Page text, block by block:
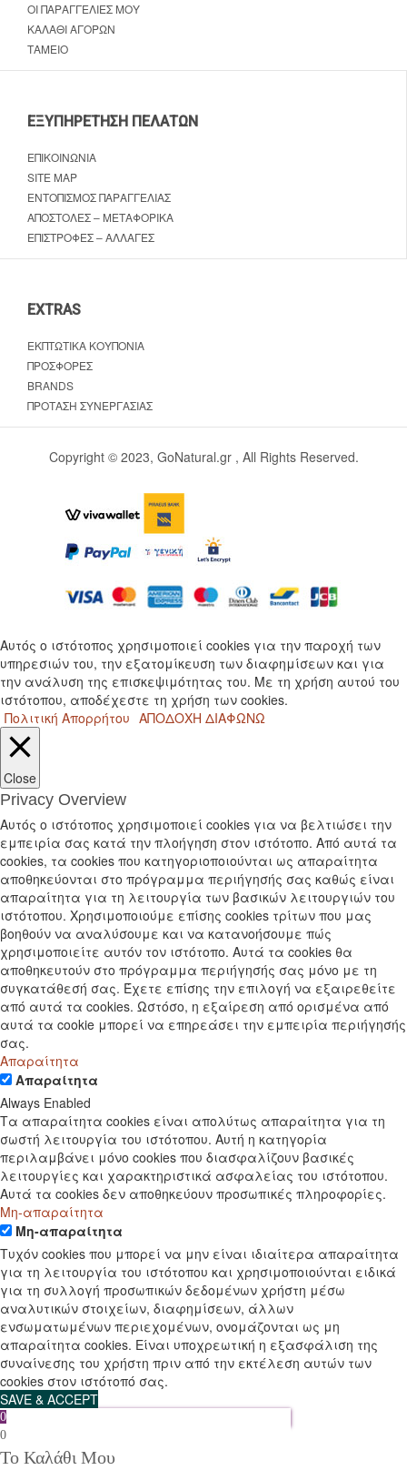
ΟΙ ΠΑΡΑΓΓΕΛΊΕΣ ΜΟΥ
ΚΑΛΆΘΙ ΑΓΟΡΏΝ
ΤΑΜΕΊΟ
ΕΞΥΠΗΡΈΤΗΣΗ ΠΕΛΑΤΏΝ
ΕΠΙΚΟΙΝΩΝΊΑ
SITE MAP
ΕΝΤΟΠΙΣΜΌΣ ΠΑΡΑΓΓΕΛΊΑΣ
ΑΠΟΣΤΟΛΈΣ – ΜΕΤΑΦΟΡΙΚΆ
ΕΠΙΣΤΡΟΦΈΣ – ΑΛΛΑΓΈΣ
EXTRAS
ΕΚΠΤΩΤΙΚΆ ΚΟΥΠΌΝΙΑ
ΠΡΟΣΦΟΡΈΣ
BRANDS
ΠΡΌΤΑΣΗ ΣΥΝΕΡΓΑΣΊΑΣ
Copyright © 2023, GoNatural.gr , All Rights Reserved.
Αυτός ο ιστότοπος χρησιμοποιεί cookies για την παροχή των
υπηρεσιών του, την εξατομίκευση των διαφημίσεων και για
την ανάλυση της επισκεψιμότητας του. Με τη χρήση αυτού του
ιστότοπου, αποδέχεστε τη χρήση των cookies.
Πολιτική Απορρήτου ΑΠΟΔΟΧΗ ΔΙΑΦΩΝΩ
Close
Privacy Overview
Αυτός ο ιστότοπος χρησιμοποιεί cookies για να βελτιώσει την
εμπειρία σας κατά την πλοήγηση στον ιστότοπο. Από αυτά τα
cookies, τα cookies που κατηγοριοποιούνται ως απαραίτητα
αποθηκεύονται στο πρόγραμμα περιήγησής σας καθώς είναι
απαραίτητα για τη λειτουργία των βασικών λειτουργιών του
ιστότοπου. Χρησιμοποιούμε επίσης cookies τρίτων που μας
βοηθούν να αναλύσουμε και να κατανοήσουμε πώς
χρησιμοποιείτε αυτόν τον ιστότοπο. Αυτά τα cookies θα
αποθηκευτούν στο πρόγραμμα περιήγησής σας μόνο με τη
συγκατάθεσή σας. Έχετε επίσης την επιλογή να εξαιρεθείτε
από αυτά τα cookies. Ωστόσο, η εξαίρεση από ορισμένα από
αυτά τα cookie μπορεί να επηρεάσει την εμπειρία περιήγησής
σας.
Απαραίτητα
Απαραίτητα
Always Enabled
Τα απαραίτητα cookies είναι απολύτως απαραίτητα για τη
σωστή λειτουργία του ιστότοπου. Αυτή η κατηγορία
περιλαμβάνει μόνο cookies που διασφαλίζουν βασικές
λειτουργίες και χαρακτηριστικά ασφαλείας του ιστότοπου.
Αυτά τα cookies δεν αποθηκεύουν προσωπικές πληροφορίες.
Μη-απαραίτητα
Μη-απαραίτητα
Τυχόν cookies που μπορεί να μην είναι ιδιαίτερα απαραίτητα
για τη λειτουργία του ιστότοπου και χρησιμοποιούνται ειδικά
για τη συλλογή προσωπικών δεδομένων χρήστη μέσω
αναλυτικών στοιχείων, διαφημίσεων, άλλων
ενσωματωμένων περιεχομένων, ονομάζονται ως μη
απαραίτητα cookies. Είναι υποχρεωτική η εξασφάλιση της
συναίνεσης του χρήστη πριν από την εκτέλεση αυτών των
cookies στον ιστότοπό σας.
SAVE & ACCEPT
0
0
Το Καλάθι Μου